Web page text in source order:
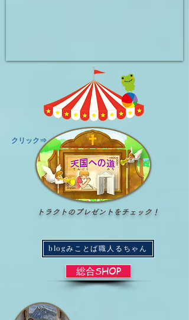
​クリック⇒
トラクトのプレゼントをチェック！
blogみことば職人るちゃん
総合SHOP